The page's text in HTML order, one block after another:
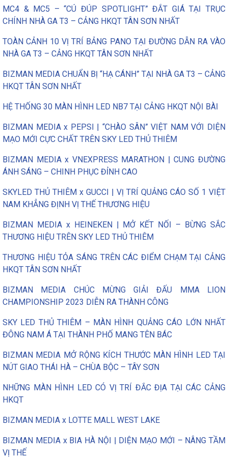
MC4 & MC5 – “CÚ ĐÚP SPOTLIGHT” ĐẮT GIÁ TẠI TRỤC
CHÍNH NHÀ GA T3 – CẢNG HKQT TÂN SƠN NHẤT
TOÀN CẢNH 10 VỊ TRÍ BẢNG PANO TẠI ĐƯỜNG DẪN RA VÀO
NHÀ GA T3 – CẢNG HKQT TÂN SƠN NHẤT
BIZMAN MEDIA CHUẨN BỊ “HẠ CÁNH” TẠI NHÀ GA T3 – CẢNG
HKQT TÂN SƠN NHẤT
HỆ THỐNG 30 MÀN HÌNH LED NB7 TẠI CẢNG HKQT NỘI BÀI
BIZMAN MEDIA x PEPSI | “CHÀO SÂN” VIỆT NAM VỚI DIỆN
MẠO MỚI CỰC CHẤT TRÊN SKY LED THỦ THIÊM
BIZMAN MEDIA x VNEXPRESS MARATHON | CUNG ĐƯỜNG
ÁNH SÁNG – CHINH PHỤC ĐỈNH CAO
SKYLED THỦ THIÊM x GUCCI | VỊ TRÍ QUẢNG CÁO SỐ 1 VIỆT
NAM KHẲNG ĐỊNH VỊ THẾ THƯƠNG HIỆU
BIZMAN MEDIA x HEINEKEN | MỞ KẾT NỐI – BỪNG SẮC
THƯƠNG HIỆU TRÊN SKY LED THỦ THIÊM
THƯƠNG HIỆU TỎA SÁNG TRÊN CÁC ĐIỂM CHẠM TẠI CẢNG
HKQT TÂN SƠN NHẤT
BIZMAN MEDIA CHÚC MỪNG GIẢI ĐẤU MMA LION
CHAMPIONSHIP 2023 DIỄN RA THÀNH CÔNG
SKY LED THỦ THIÊM – MÀN HÌNH QUẢNG CÁO LỚN NHẤT
ĐÔNG NAM Á TẠI THÀNH PHỐ MANG TÊN BÁC
BIZMAN MEDIA MỞ RỘNG KÍCH THƯỚC MÀN HÌNH LED TẠI
NÚT GIAO THÁI HÀ – CHÙA BỘC – TÂY SƠN
NHỮNG MÀN HÌNH LED CÓ VỊ TRÍ ĐẮC ĐỊA TẠI CÁC CẢNG
HKQT
BIZMAN MEDIA x LOTTE MALL WEST LAKE
BIZMAN MEDIA x BIA HÀ NỘI | DIỆN MẠO MỚI – NÂNG TẦM
VỊ THẾ